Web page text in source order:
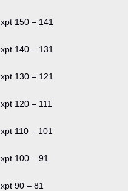
xpt 150 – 141
xpt 140 – 131
xpt 130 – 121
xpt 120 – 111
xpt 110 – 101
xpt 100 – 91
xpt 90 – 81